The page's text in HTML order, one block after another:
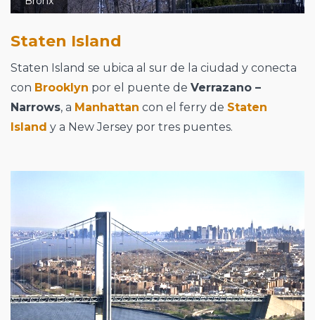
Staten Island
Staten Island se ubica al sur de la ciudad y conecta
con Brooklyn por el puente de Verrazano –
Narrows, a Manhattan con el ferry de Staten
Island y a New Jersey por tres puentes.